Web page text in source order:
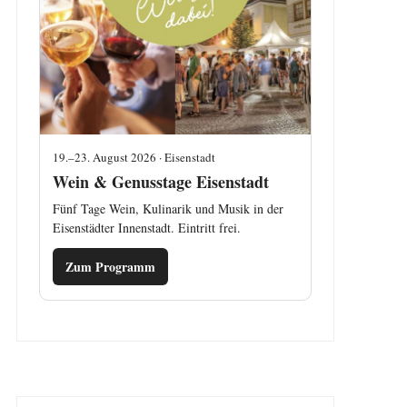
19.–23. August 2026 · Eisenstadt
Wein & Genusstage Eisenstadt
Fünf Tage Wein, Kulinarik und Musik in der
Eisenstädter Innenstadt. Eintritt frei.
Zum Programm